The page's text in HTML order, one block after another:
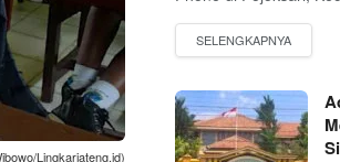
Lingkarjateng.id)